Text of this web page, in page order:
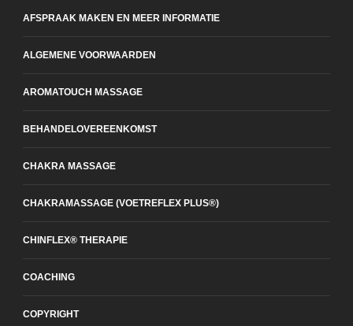
AFSPRAAK MAKEN EN MEER INFORMATIE
ALGEMENE VOORWAARDEN
AROMATOUCH MASSAGE
BEHANDELOVEREENKOMST
CHAKRA MASSAGE
CHAKRAMASSAGE (VOETREFLEX PLUS®)
CHINFLEX® THERAPIE
COACHING
COPYRIGHT